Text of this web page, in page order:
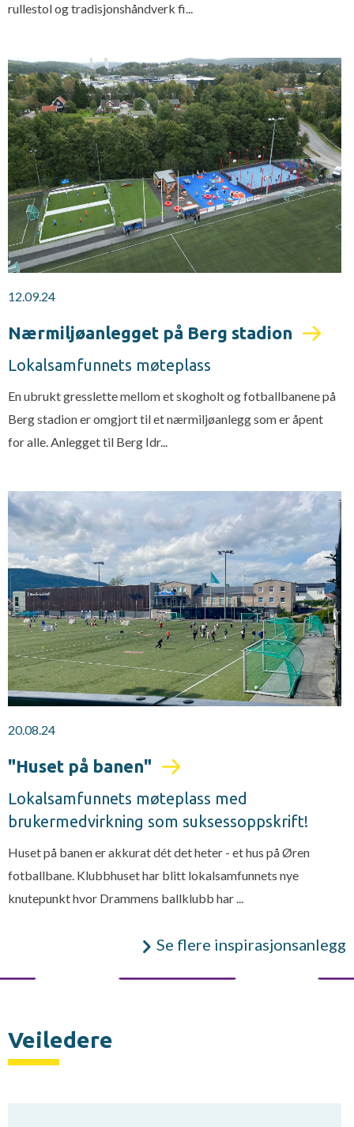
rullestol og tradisjonshåndverk fi...
12.09.24
Nærmiljøanlegget på Berg stadion
Lokalsamfunnets møteplass
En ubrukt gresslette mellom et skogholt og fotballbanene på
Berg stadion er omgjort til et nærmiljøanlegg som er åpent
for alle. Anlegget til Berg Idr...
20.08.24
"Huset på banen"
Lokalsamfunnets møteplass med
brukermedvirkning som suksessoppskrift!
Huset på banen er akkurat dét det heter - et hus på Øren
fotballbane. Klubbhuset har blitt lokalsamfunnets nye
knutepunkt hvor Drammens ballklubb har ...
Se flere inspirasjonsanlegg
Veiledere